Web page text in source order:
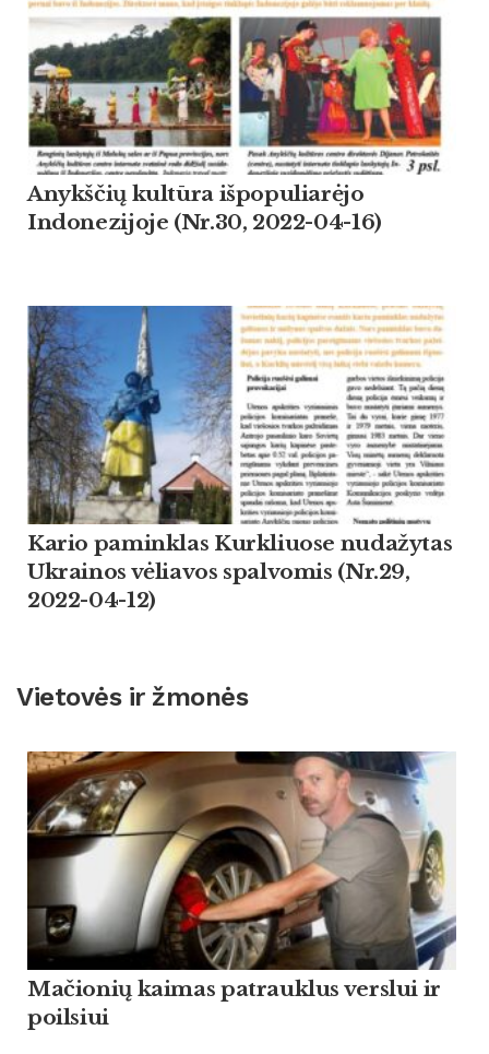
Anykščių kultūra išpopuliarėjo
Indonezijoje (Nr.30, 2022-04-16)
Kario paminklas Kurkliuose nudažytas
Ukrainos vėliavos spalvomis (Nr.29,
2022-04-12)
Vietovės ir žmonės
Mačionių kaimas patrauklus verslui ir
poilsiui